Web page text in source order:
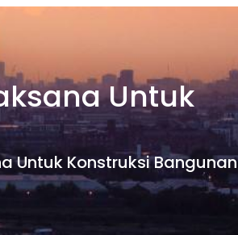
Untuk
Untuk Konstruksi Bangunan